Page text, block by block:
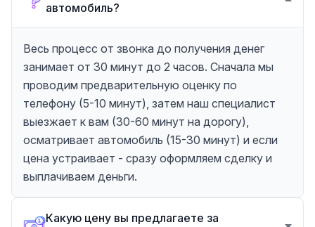
автомобиль?
Весь процесс от звонка до получения денег
занимает от 30 минут до 2 часов. Сначала мы
проводим предварительную оценку по
телефону (5-10 минут), затем наш специалист
выезжает к вам (30-60 минут на дорогу),
осматривает автомобиль (15-30 минут) и если
цена устраивает - сразу оформляем сделку и
выплачиваем деньги.
Какую цену вы предлагаете за